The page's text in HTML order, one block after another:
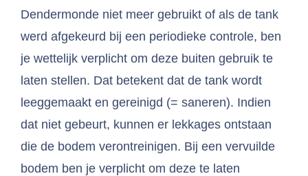
Dendermonde niet meer gebruikt of als de tank
werd afgekeurd bij een periodieke controle, ben
je wettelijk verplicht om deze buiten gebruik te
laten stellen. Dat betekent dat de tank wordt
leeggemaakt en gereinigd (= saneren). Indien
dat niet gebeurt, kunnen er lekkages ontstaan
die de bodem verontreinigen. Bij een vervuilde
bodem ben je verplicht om deze te laten